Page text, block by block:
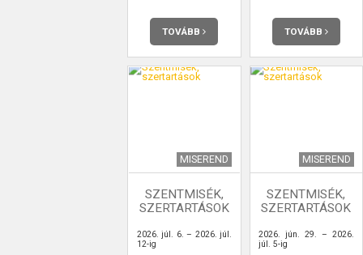
TOVÁBB TOVÁBB
MISEREND
SZENTMISÉK,
SZERTARTÁSOK
2026. júl. 6. – 2026. júl.
12-ig
MISEREND
SZENTMISÉK,
SZERTARTÁSOK
2026. jún. 29. – 2026.
júl. 5-ig